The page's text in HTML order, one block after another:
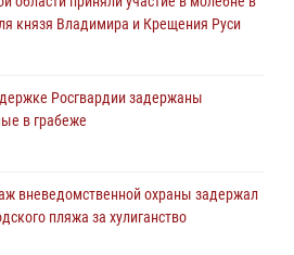
князя Владимира и Крещения Руси
Росгвардии задержаны
в грабеже
вневедомственной охраны задержал
пляжа за хулиганство